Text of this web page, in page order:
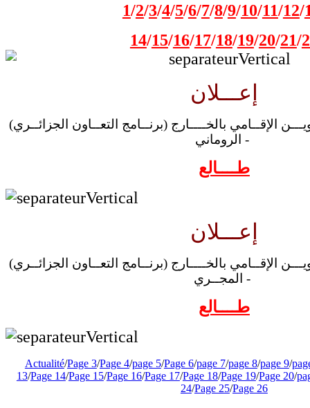
1/2/3/4/5/6/7/8/9/10/11/12/
14/15/16/17/18/19/20/21/
إعـــلان
(إعــلان عـن برنـامج التكويـــن الإقــامي بالخــــارج (برنــامج التعــاون الجزائــري
طــــالع
إعـــلان
(إعــلان عـن برنـامج التكويـــن الإقــامي بالخــــارج (برنــامج التعــاون الجزائــري
طــــالع
Actualité/Page 3/Page 4/page 5/Page 6/page 7/page 8/page 9/
13/Page 14/Page 15/Page 16/Page 17/Page 18/Page 19/Page 20/
24/Page 25/Page 26